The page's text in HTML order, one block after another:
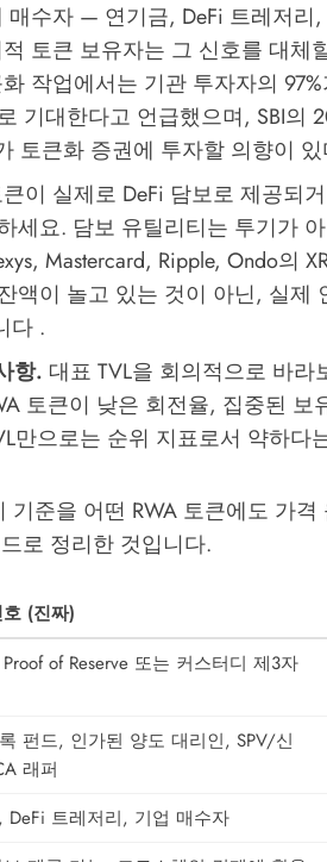
매수자 — 연기금, DeFi 트레저
토큰 보유자는 그 신호를 대체
화 작업에서는 기관 투자자의
기대한다고 언급했으며, SBI의
토큰화 증권에 투자할 의향이
이 실제로 DeFi 담보로 제공되
세요. 담보 유틸리티는 투기가
Mastercard, Ripple, Ondo의
액이 놀고 있는 것이 아닌, 실제
다 .
항. 대표 TVL을 회의적으로 바
토큰이 낮은 회전율, 집중된
만으로는 순위 지표로서 약하다
기준을 어떤 RWA 토큰에도 가
로 정리한 것입니다.
(진짜)
of Reserve 또는 커스터디 제3자
펀드, 인가된 양도 대리인, SPV/신
래퍼
DeFi 트레저리, 기업 매수자